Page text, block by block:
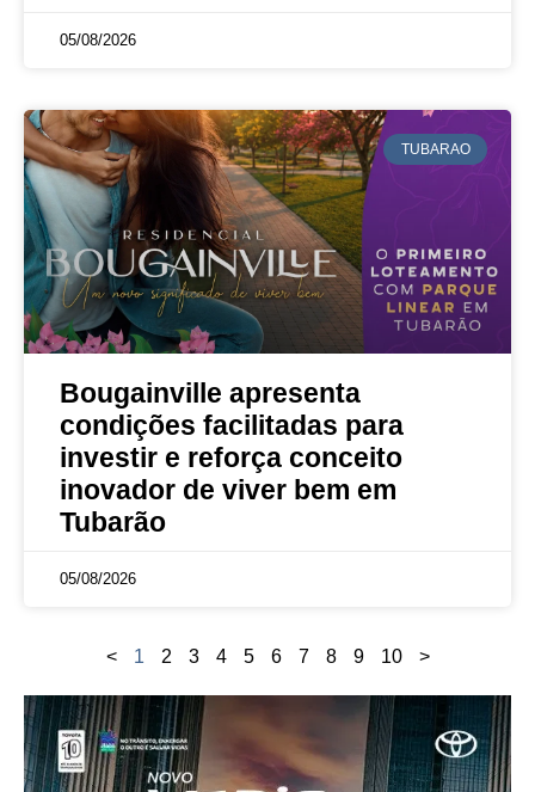
05/08/2026
TUBARAO
Bougainville apresenta
condições facilitadas para
investir e reforça conceito
inovador de viver bem em
Tubarão
05/08/2026
< 1 2 3 4 5 6 7 8 9 10 >